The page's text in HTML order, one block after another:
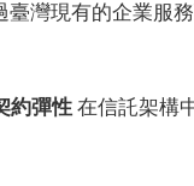
灣現有的企業服
約彈性 在信託架構